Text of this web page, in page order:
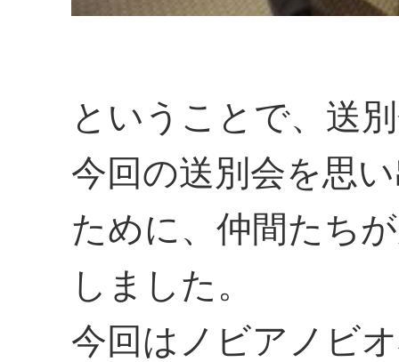
ということで、送
今回の送別会を思
ために、仲間たち
しました。
今回はノビアノビ